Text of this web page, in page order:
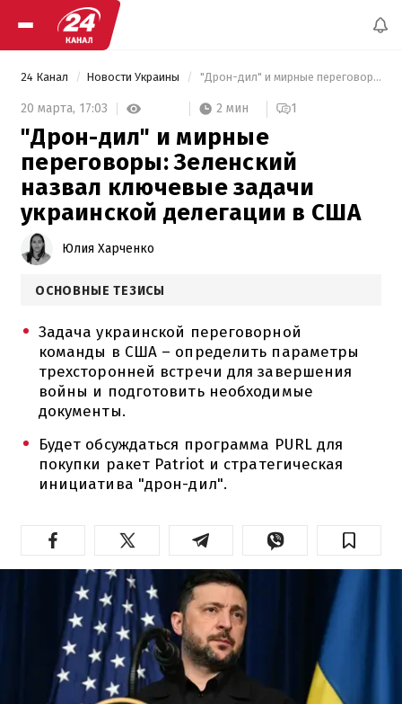
24 Канал Новости Украины "Дрон-дил" и мирные переговоры: Зеленский назвал ключевые задачи украинской делегации в США
20 марта, 17:03 2 мин 1
"Дрон-дил" и мирные
переговоры: Зеленский
назвал ключевые задачи
украинской делегации в США
Юлия Харченко
ОСНОВНЫЕ ТЕЗИСЫ
Задача украинской переговорной
команды в США – определить параметры
трехсторонней встречи для завершения
войны и подготовить необходимые
документы.
Будет обсуждаться программа PURL для
покупки ракет Patriot и стратегическая
инициатива "дрон-дил".